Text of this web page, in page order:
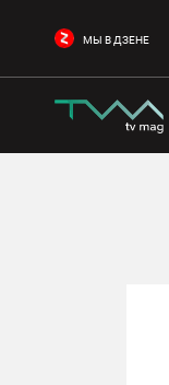
МЫ В ДЗЕНЕ